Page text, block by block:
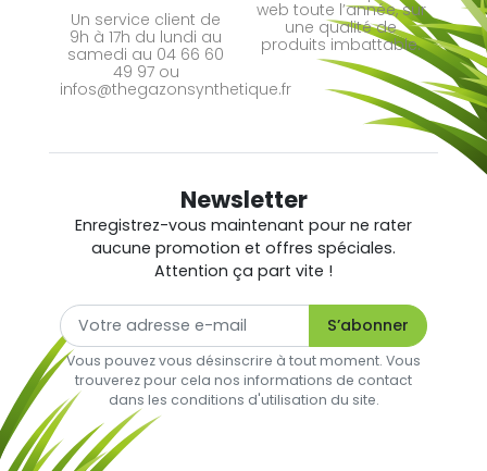
Un service client de
9h à 17h du lundi au
samedi au 04 66 60
49 97 ou
infos@thegazonsynthetique.fr
web toute l’année, sur
une qualité de
produits imbattable.
Newsletter
Enregistrez-vous maintenant pour ne rater
aucune promotion et offres spéciales.
Attention ça part vite !
Vous pouvez vous désinscrire à tout moment. Vous
trouverez pour cela nos informations de contact
dans les conditions d'utilisation du site.